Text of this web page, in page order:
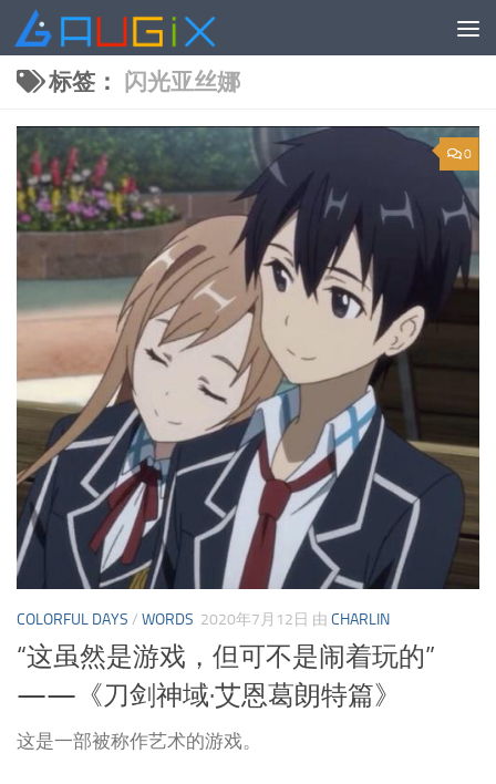
跳至内容
标签： 闪光亚丝娜
0
COLORFUL DAYS / WORDS 2020年7月12日 由 CHARLIN
“这虽然是游戏，但可不是闹着玩的”
——《刀剑神域·艾恩葛朗特篇》
这是一部被称作艺术的游戏。